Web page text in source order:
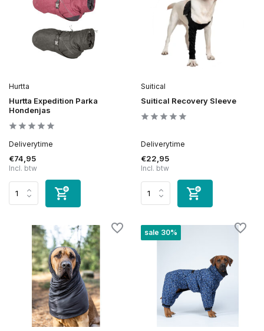
Hurtta
Hurtta Expedition Parka
Hondenjas
Deliverytime
€74,95
Incl. btw
Suitical
Suitical Recovery Sleeve
Deliverytime
€22,95
Incl. btw
sale 30%